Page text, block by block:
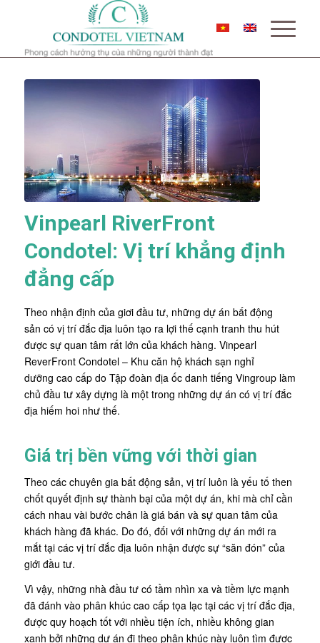
Vinpearl RiverFront
Condotel: Vị trí khẳng định
đẳng cấp
Theo nhận định của giơi đầu tư, những dự án bất động
sản có vị trí đắc địa luôn tạo ra lợi thế cạnh tranh thu hút
được sự quan tâm rất lớn của khách hàng. Vinpearl
ReverFront Condotel– Khu căn hộ khách sạn nghỉ
dưỡng cao cấp do Tập đoàn địa ốc danh tiếng Vingroup làm
chủ đầu tư xây dựng là một trong những dự án có vị trí đắc
địa hiếm hoi như thế.
Giá trị bền vững với thời gian
Theo các chuyên gia bất động sản, vị trí luôn là yếu tố then
chốt quyết định sự thành bại của một dự án, khi mà chỉ cần
cách nhau vài bước chân là giá bán và sự quan tâm của
khách hàng đã khác. Do đó, đối với những dự án mới ra
mắt tại các vị trí đắc địa luôn nhận được sự “săn đón” của
giới đầu tư.
Vì vậy, những nhà đầu tư có tầm nhìn xa và tiềm lực mạnh
đã đánh vào phân khúc cao cấp tọa lạc tại các vị trí đắc địa,
được quy hoạch tốt với nhiều tiện ích, nhiều không gian
xanh bởi những dự án đi theo phân khúc này luôn tìm được